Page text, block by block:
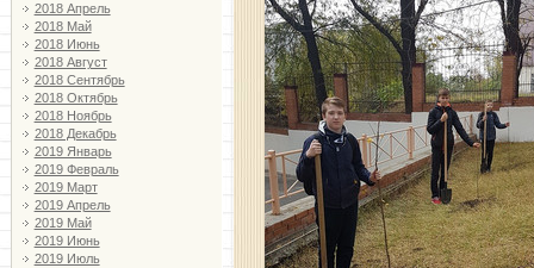
2018 Апрель
2018 Май
2018 Июнь
2018 Август
2018 Сентябрь
2018 Октябрь
2018 Ноябрь
2018 Декабрь
2019 Январь
2019 Февраль
2019 Март
2019 Апрель
2019 Май
2019 Июнь
2019 Июль